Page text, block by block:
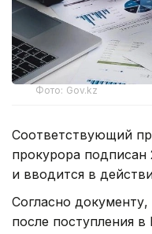
Фото: Gov.kz
Соответствующий
прокурора подписан
и вводится в
Согласно документу,
после поступления в